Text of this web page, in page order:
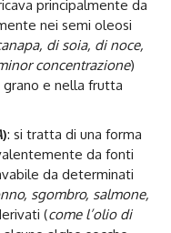
principalmente da
nei semi oleosi
di soia, di noce,
concentrazione)
grano e nella frutta
): si tratta di una forma
da fonti
da determinati
sgombro, salmone,
(come l’olio di